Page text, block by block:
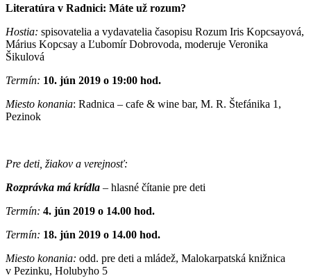
Literatúra v Radnici: Máte už rozum?
Hostia: spisovatelia a vydavatelia časopisu Rozum Iris Kopcsayová,
Márius Kopcsay a Ľubomír Dobrovoda, moderuje Veronika
Šikulová
Termín: 10. jún 2019 o 19:00 hod.
Miesto konania: Radnica – cafe & wine bar, M. R. Štefánika 1,
Pezinok
Pre deti, žiakov a verejnosť:
Rozprávka má krídla – hlasné čítanie pre deti
Termín: 4. jún 2019 o 14.00 hod.
Termín: 18. jún 2019 o 14.00 hod.
Miesto konania: odd. pre deti a mládež, Malokarpatská knižnica
v Pezinku, Holubyho 5